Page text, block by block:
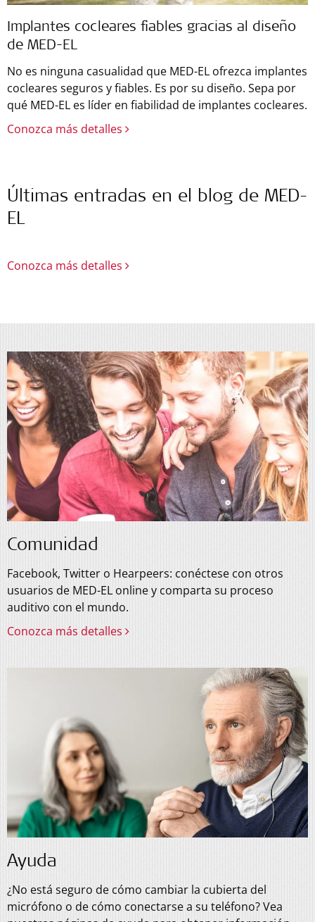
Implantes cocleares fiables gracias al diseño
de MED-EL
No es ninguna casualidad que MED-EL ofrezca implantes
cocleares seguros y fiables. Es por su diseño. Sepa por
qué MED-EL es líder en fiabilidad de implantes cocleares.
Conozca más detalles
Últimas entradas en el blog de MED-
EL
Conozca más detalles
Comunidad
Facebook, Twitter o Hearpeers: conéctese con otros
usuarios de MED-EL online y comparta su proceso
auditivo con el mundo.
Conozca más detalles
Ayuda
¿No está seguro de cómo cambiar la cubierta del
micrófono o de cómo conectarse a su teléfono? Vea